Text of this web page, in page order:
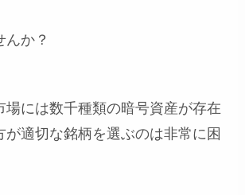
んか？
場には数千種類の暗号資産が存在
が適切な銘柄を選ぶのは非常に困